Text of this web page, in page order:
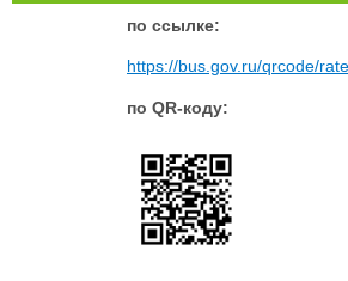
по ссылке:
https://bus.gov.ru/qrcode/
по QR-коду: